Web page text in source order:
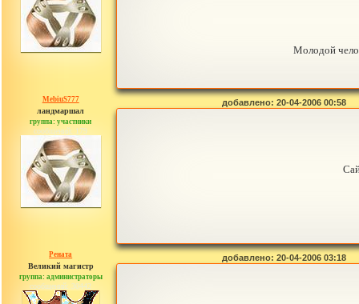
Молодой
MebiuS777
ландмаршал
группа: участники
сообщений: 179
добавлено: 20-04-2006 00:58
Рената
Великий магистр
группа: администраторы
сообщений: 30442
добавлено: 20-04-2006 03:18